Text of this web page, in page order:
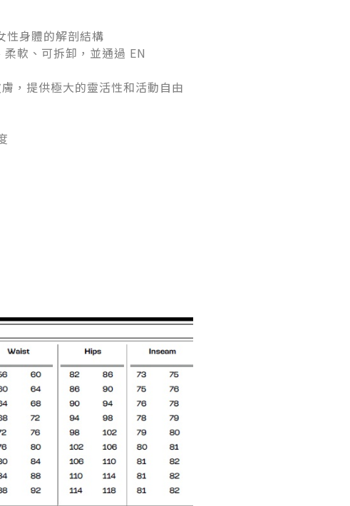
性身體的解剖結構
軟、可拆卸，並通過 EN
，提供極大的靈活性和活動自由